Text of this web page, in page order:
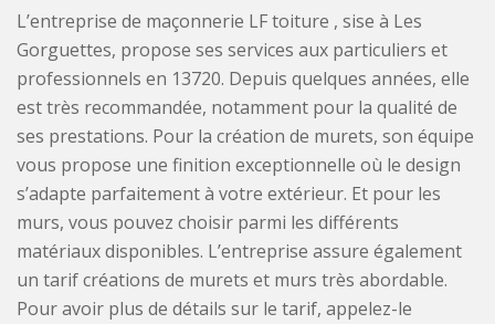
L’entreprise de maçonnerie LF toiture , sise à Les
Gorguettes, propose ses services aux particuliers et
professionnels en 13720. Depuis quelques années, elle
est très recommandée, notamment pour la qualité de
ses prestations. Pour la création de murets, son équipe
vous propose une finition exceptionnelle où le design
s’adapte parfaitement à votre extérieur. Et pour les
murs, vous pouvez choisir parmi les différents
matériaux disponibles. L’entreprise assure également
un tarif créations de murets et murs très abordable.
Pour avoir plus de détails sur le tarif, appelez-le